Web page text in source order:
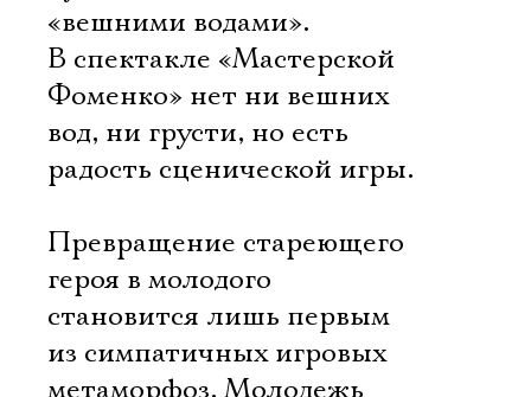
«вешними водами».
В спектакле «Мастерской
Фоменко» нет ни вешних
вод, ни грусти, но есть
радость сценической игры.
Превращение стареющего
героя в молодого
становится лишь первым
из симпатичных игровых
метаморфоз. Молодежь